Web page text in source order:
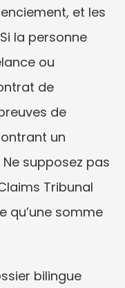
et les
la personne
ou
de
de
un
supposez pas
Tribunal
qu’une somme
bilingue